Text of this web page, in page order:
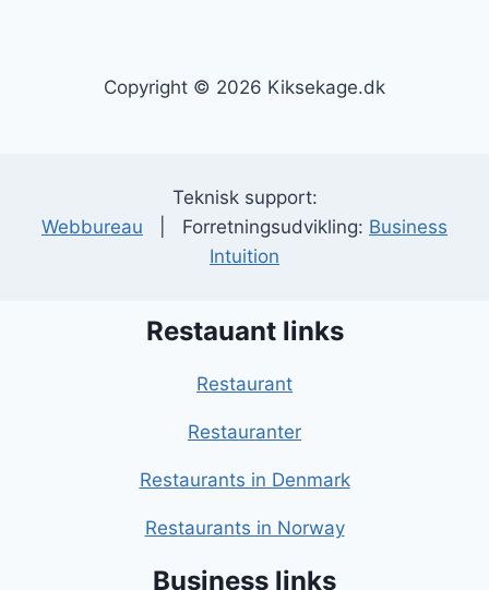
Copyright © 2026 Kiksekage.dk
Teknisk support:
Webbureau | Forretningsudvikling: Business
Intuition
Restauant links
Restaurant
Restauranter
Restaurants in Denmark
Restaurants in Norway
Business links